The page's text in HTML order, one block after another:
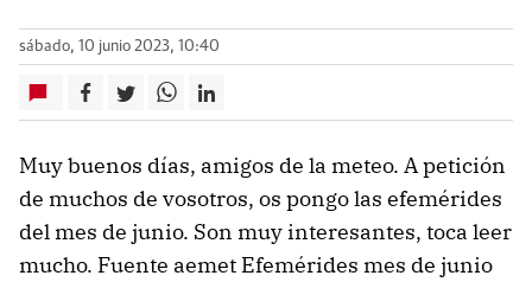
sábado, 10 junio 2023, 10:40
Muy buenos días, amigos de la meteo. A petición
de muchos de vosotros, os pongo las efemérides
del mes de junio. Son muy interesantes, toca leer
mucho. Fuente aemet Efemérides mes de junio